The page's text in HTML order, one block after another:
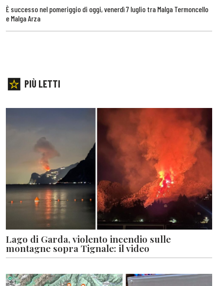
È successo nel pomeriggio di oggi, venerdì 7 luglio tra Malga Termoncello
e Malga Arza
PIÙ LETTI
Lago di Garda, violento incendio sulle
montagne sopra Tignale: il video